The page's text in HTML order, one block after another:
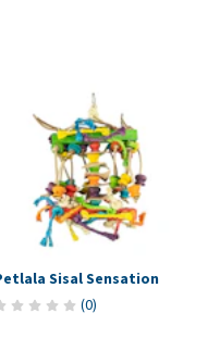
Sisal Sensation
(0)